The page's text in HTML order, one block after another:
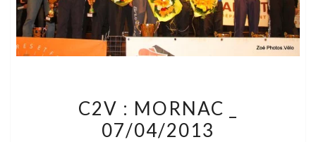
:
MORNAC
C2V : MORNAC _
07/04/2013